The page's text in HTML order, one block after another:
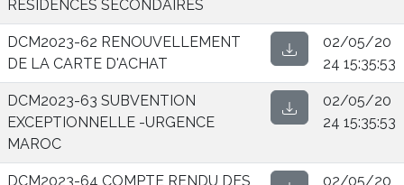
RÉSIDENCES SECONDAIRES
DCM2023-62 RENOUVELLEMENT
DE LA CARTE D'ACHAT
02/05/20
24 15:35:53
DCM2023-63 SUBVENTION
EXCEPTIONNELLE -URGENCE
MAROC
02/05/20
24 15:35:53
DCM2023-64 COMPTE RENDU DES
02/05/20